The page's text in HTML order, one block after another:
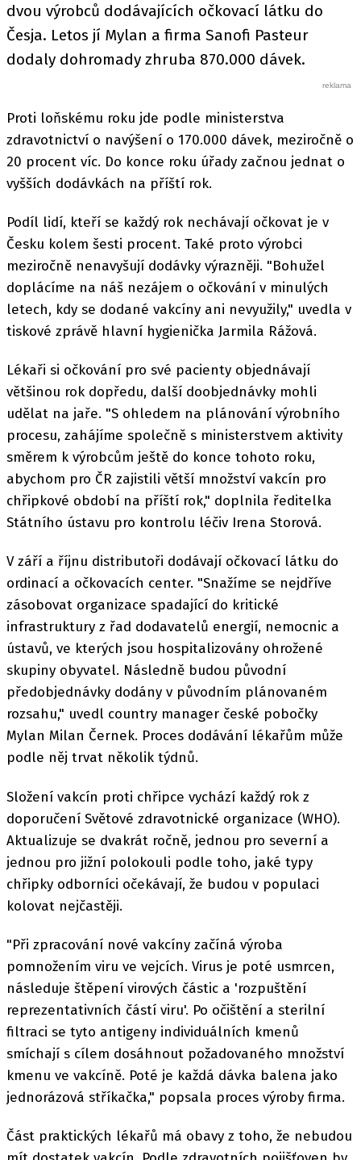
dvou výrobců dodávajících očkovací látku do
Česja. Letos jí Mylan a firma Sanofi Pasteur
dodaly dohromady zhruba 870.000 dávek.
Proti loňskému roku jde podle ministerstva
zdravotnictví o navýšení o 170.000 dávek, meziročně o
20 procent víc. Do konce roku úřady začnou jednat o
vyšších dodávkách na příští rok.
Podíl lidí, kteří se každý rok nechávají očkovat je v
Česku kolem šesti procent. Také proto výrobci
meziročně nenavyšují dodávky výrazněji. "Bohužel
doplácíme na náš nezájem o očkování v minulých
letech, kdy se dodané vakcíny ani nevyužily," uvedla v
tiskové zprávě hlavní hygienička Jarmila Rážová.
Lékaři si očkování pro své pacienty objednávají
většinou rok dopředu, další doobjednávky mohli
udělat na jaře. "S ohledem na plánování výrobního
procesu, zahájíme společně s ministerstvem aktivity
směrem k výrobcům ještě do konce tohoto roku,
abychom pro ČR zajistili větší množství vakcín pro
chřipkové období na příští rok," doplnila ředitelka
Státního ústavu pro kontrolu léčiv Irena Storová.
V září a říjnu distributoři dodávají očkovací látku do
ordinací a očkovacích center. "Snažíme se nejdříve
zásobovat organizace spadající do kritické
infrastruktury z řad dodavatelů energií, nemocnic a
ústavů, ve kterých jsou hospitalizovány ohrožené
skupiny obyvatel. Následně budou původní
předobjednávky dodány v původním plánovaném
rozsahu," uvedl country manager české pobočky
Mylan Milan Černek. Proces dodávání lékařům může
podle něj trvat několik týdnů.
Složení vakcín proti chřipce vychází každý rok z
doporučení Světové zdravotnické organizace (WHO).
Aktualizuje se dvakrát ročně, jednou pro severní a
jednou pro jižní polokouli podle toho, jaké typy
chřipky odborníci očekávají, že budou v populaci
kolovat nejčastěji.
"Při zpracování nové vakcíny začíná výroba
pomnožením viru ve vejcích. Virus je poté usmrcen,
následuje štěpení virových částic a 'rozpuštění
reprezentativních částí viru'. Po očištění a sterilní
filtraci se tyto antigeny individuálních kmenů
smíchají s cílem dosáhnout požadovaného množství
kmenu ve vakcíně. Poté je každá dávka balena jako
jednorázová stříkačka," popsala proces výroby firma.
Část praktických lékařů má obavy z toho, že nebudou